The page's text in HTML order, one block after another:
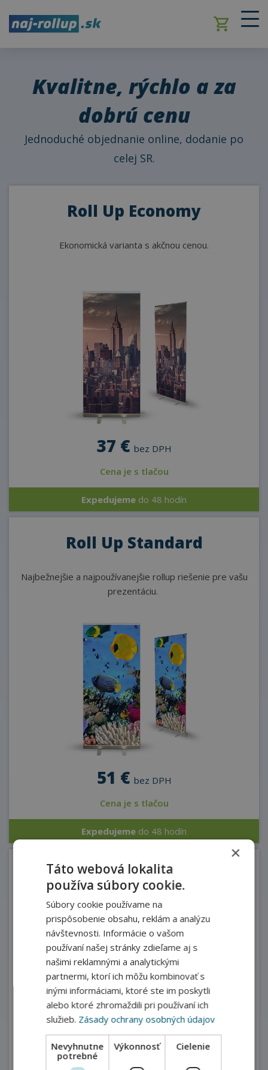
Kvalitne, rýchlo a za
dobrú cenu
Jednoduché objednanie online, dodanie po
celej SR.
Roll Up Economy
Ekonomická varianta s akčnou cenou.
37 € bez DPH
Cena je s tlačou
Expedujeme do 48 hodín
Roll Up Standard
Najbežnejšie a najpoužívanejšie rollup riešenie pre vašu
prezentáciu.
51 € bez DPH
Cena je s tlačou
Expedujeme do 48 hodín
Roll Up Premium
Kvalitnejšie prevedenie rollupu zo silnejšieho hliníka.
Zlatá stredná cesta.
×
Táto webová lokalita
používa súbory cookie.
Súbory cookie používame na
prispôsobenie obsahu, reklám a analýzu
návštevnosti. Informácie o vašom
používaní našej stránky zdieľame aj s
našimi reklamnými a analytickými
partnermi, ktorí ich môžu kombinovať s
inými informáciami, ktoré ste im poskytli
alebo ktoré zhromaždili pri používaní ich
služieb. Zásady ochrany osobných údajov
Nevyhnutne
potrebné
Výkonnosť Cielenie